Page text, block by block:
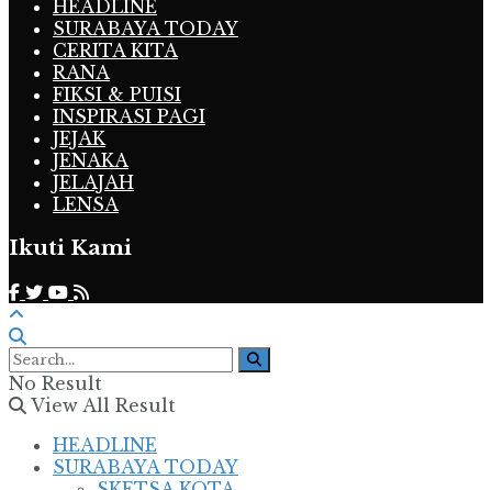
HEADLINE
SURABAYA TODAY
CERITA KITA
RANA
FIKSI & PUISI
INSPIRASI PAGI
JEJAK
JENAKA
JELAJAH
LENSA
Ikuti Kami
No Result
View All Result
HEADLINE
SURABAYA TODAY